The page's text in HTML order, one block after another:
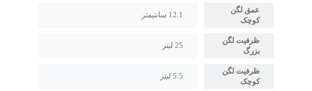
عمق لگن
کوچک
12.1 سانتیمتر
ظرفیت لگن
بزرگ
25 لیتر
ظرفیت لگن
کوچک
5.5 لیتر